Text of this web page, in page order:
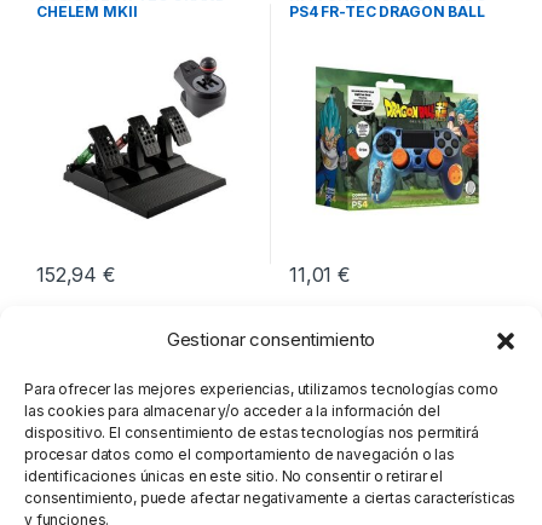
Gestionar consentimiento
Para ofrecer las mejores experiencias, utilizamos tecnologías como
las cookies para almacenar y/o acceder a la información del
dispositivo. El consentimiento de estas tecnologías nos permitirá
procesar datos como el comportamiento de navegación o las
identificaciones únicas en este sitio. No consentir o retirar el
consentimiento, puede afectar negativamente a ciertas características
y funciones.
CHELEM MKII
152,94€
PS4 FR-TEC DRAGON BALL
11,01€